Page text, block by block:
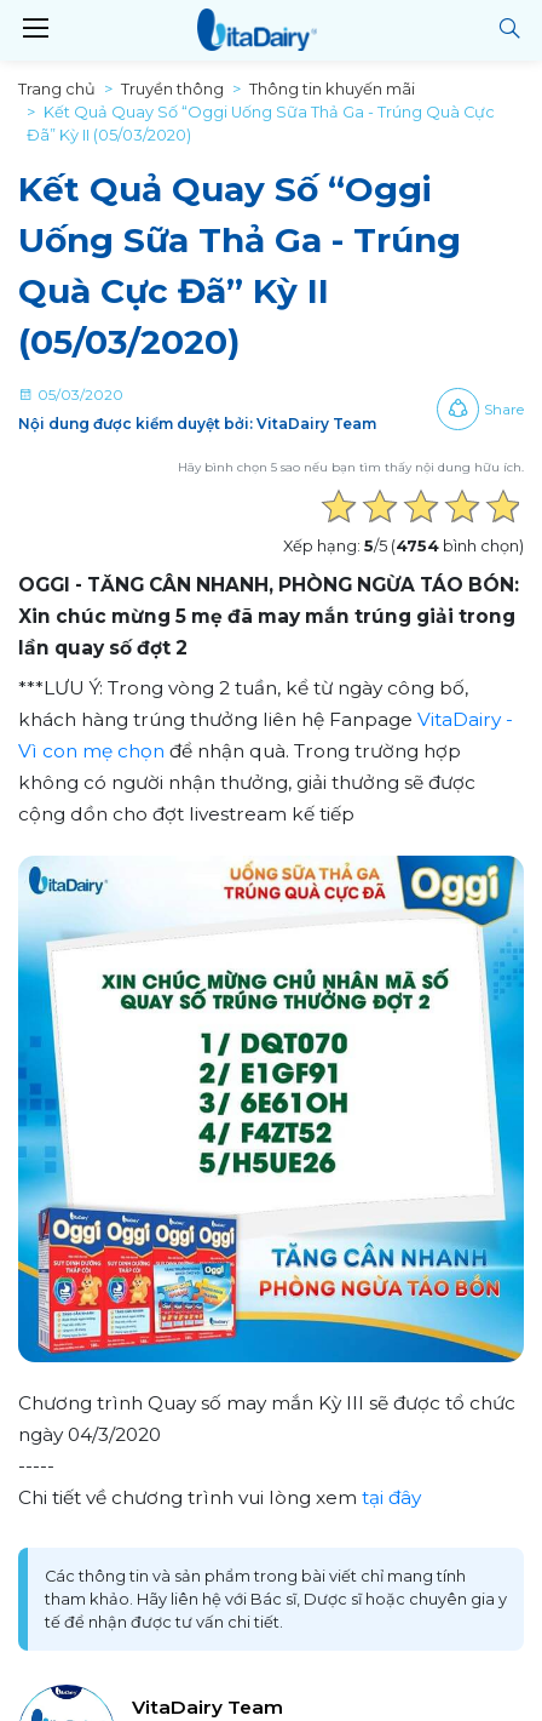
Trang chủ Truyền thông
Thông tin khuyến mãi
Kết Quả Quay Số “Oggi Uống Sữa Thả Ga - Trúng Quà Cực
Đã” Kỳ II (05/03/2020)
Kết Quả Quay Số “Oggi
Uống Sữa Thả Ga - Trúng
Quà Cực Đã” Kỳ II
(05/03/2020)
05/03/2020
Nội dung được kiểm duyệt bởi: VitaDairy Team
Share
Hãy bình chọn 5 sao nếu bạn tìm thấy nội dung hữu ích.
Xếp hạng: 5/5 (4754 bình chọn)
OGGI - TĂNG CÂN NHANH, PHÒNG NGỪA TÁO BÓN:
Xin chúc mừng 5 mẹ đã may mắn trúng giải trong
lần quay số đợt 2
***LƯU Ý: Trong vòng 2 tuần, kể từ ngày công bố,
khách hàng trúng thưởng liên hệ Fanpage VitaDairy -
Vì con mẹ chọn để nhận quà. Trong trường hợp
không có người nhận thưởng, giải thưởng sẽ được
cộng dồn cho đợt livestream kế tiếp
Chương trình Quay số may mắn Kỳ III sẽ được tổ chức
ngày 04/3/2020
-----
Chi tiết về chương trình vui lòng xem tại đây
Các thông tin và sản phẩm trong bài viết chỉ mang tính
tham khảo. Hãy liên hệ với Bác sĩ, Dược sĩ hoặc chuyên gia y
tế để nhận được tư vấn chi tiết.
VitaDairy Team